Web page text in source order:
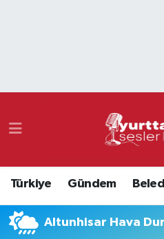
Türkiye Gündem
Altunhisar Hava
Namaz Vakitleri
Süper Lig Puan Durumu
Tüm Manşetler